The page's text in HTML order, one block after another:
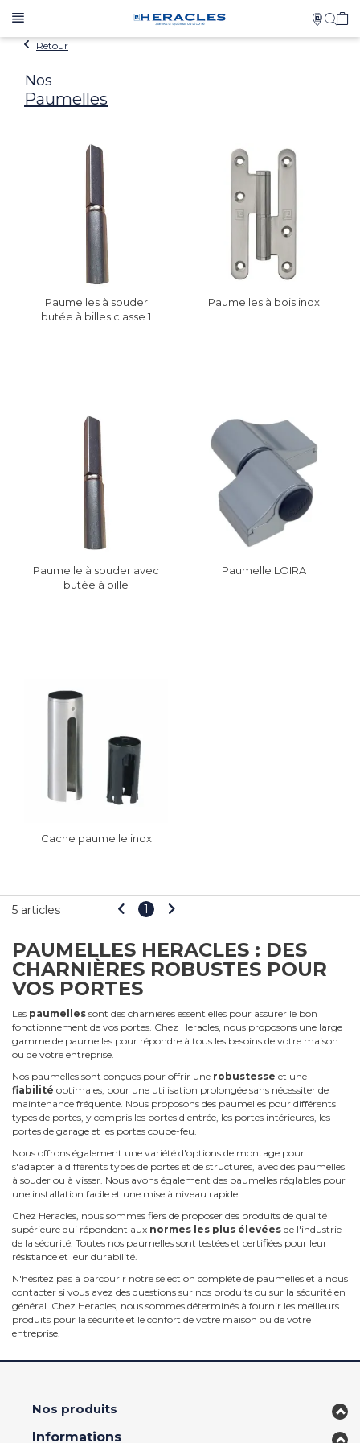
Retour
Nos
Paumelles
Paumelles à souder
butée à billes classe 1
Paumelles à bois inox
Paumelle à souder avec
butée à bille
Paumelle LOIRA
Cache paumelle inox
5 articles 1
PAUMELLES HERACLES : DES
CHARNIÈRES ROBUSTES POUR
VOS PORTES
Les paumelles sont des charnières essentielles pour assurer le bon
fonctionnement de vos portes. Chez Heracles, nous proposons une large
gamme de paumelles pour répondre à tous les besoins de votre maison
ou de votre entreprise.
Nos paumelles sont conçues pour offrir une robustesse et une
fiabilité optimales, pour une utilisation prolongée sans nécessiter de
maintenance fréquente. Nous proposons des paumelles pour différents
types de portes, y compris les portes d'entrée, les portes intérieures, les
portes de garage et les portes coupe-feu.
Nous offrons également une variété d'options de montage pour
s'adapter à différents types de portes et de structures, avec des paumelles
à souder ou à visser. Nous avons également des paumelles réglables pour
une installation facile et une mise à niveau rapide.
Chez Heracles, nous sommes fiers de proposer des produits de qualité
supérieure qui répondent aux normes les plus élevées de l'industrie
de la sécurité. Toutes nos paumelles sont testées et certifiées pour leur
résistance et leur durabilité.
N'hésitez pas à parcourir notre sélection complète de paumelles et à nous
contacter si vous avez des questions sur nos produits ou sur la sécurité en
général. Chez Heracles, nous sommes déterminés à fournir les meilleurs
produits pour la sécurité et le confort de votre maison ou de votre
entreprise.
Nos produits
Informations